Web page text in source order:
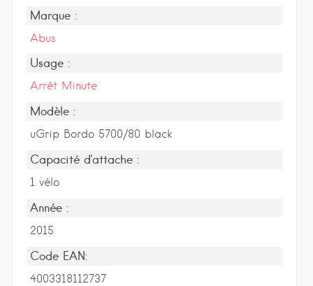
Marque :
Abus
Usage :
Arrêt Minute
Modèle :
uGrip Bordo 5700/80 black
Capacité d'attache :
1 vélo
Année :
2015
Code EAN:
4003318112737